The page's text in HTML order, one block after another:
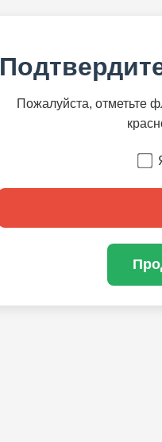
Пожалуйста, отметьте